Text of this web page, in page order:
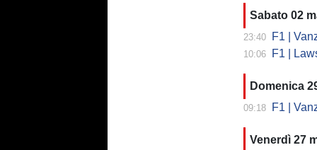
Sabato 02
23:40 F1 |
10:06 F1 |
Domenica
09:18 F1 | Vanzini
Venerdì 27